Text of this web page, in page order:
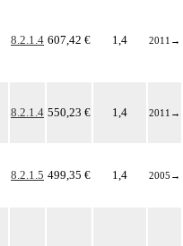
8.2.1.4 607,42 € 1,4 2011 →
8.2.1.4 550,23 € 1,4 2011 →
8.2.1.5 499,35 € 1,4 2005 →